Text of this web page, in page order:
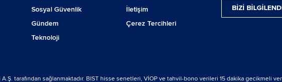
Sosyal Güvenlik
Gündem
Teknoloji
İletişim
Çerez Tercihleri
BİZİ
tarafından sağlanmaktadır. BIST hisse senetleri, VİOP ve tahvil-bono verileri 15 dakika gecikmeli